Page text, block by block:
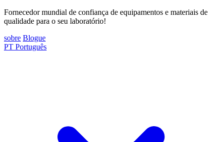
Fornecedor mundial de confiança de equipamentos e materiais de
qualidade para o seu laboratório!
sobre Blogue
PT Português